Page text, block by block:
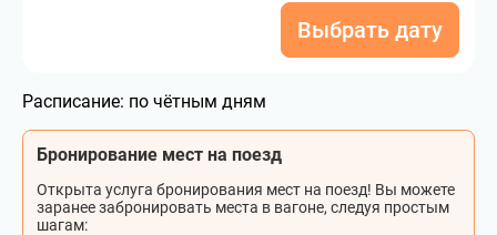
Выбрать дату
Расписание: по чётным дням
Бронирование мест на поезд
Открыта услуга бронирования мест на поезд! Вы можете
заранее забронировать места в вагоне, следуя простым
шагам: